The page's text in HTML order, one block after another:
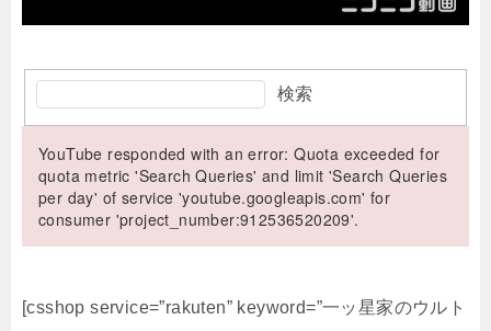
検索
YouTube responded with an error: Quota exceeded for
quota metric 'Search Queries' and limit 'Search Queries
per day' of service 'youtube.googleapis.com' for
consumer 'project_number:912536520209'.
[csshop service=”rakuten” keyword=”一ッ星家のウルト